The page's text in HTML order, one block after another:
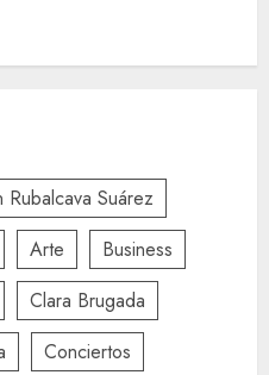
Rubalcava Suárez
Arte
Business
Clara Brugada
Conciertos